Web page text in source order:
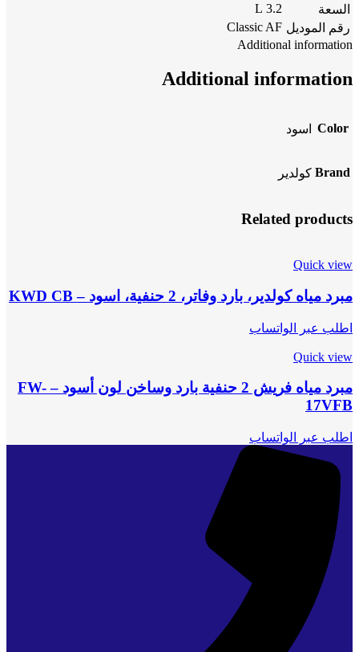
السعة
3.2 L
رقم الموديل Classic AF
Additional information
Additional information
Color اسود
Brand كولدير
Related products
Quick view
مبرد مياه كولدير، بارد وفاتر، 2 حنفية، اسود – KWD CB
اطلب عبر الواتساب
Quick view
مبرد مياه فريش 2 حنفية بارد وساخن لون أسود – FW-
17VFB
اطلب عبر الواتساب